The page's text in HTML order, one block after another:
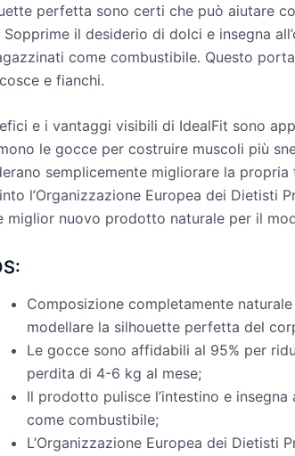
perfetta sono certi che può aiutare
Sopprime il desiderio di dolci e insegna
come combustibile. Questo
e fianchi.
e i vantaggi visibili di IdealFit sono
le gocce per costruire muscoli più
semplicemente migliorare la
l’Organizzazione Europea dei Dietisti
miglior nuovo prodotto naturale per il
Composizione completamente
modellare la silhouette perfetta del
Le gocce sono affidabili al 95% per
perdita di 4-6 kg al mese;
Il prodotto pulisce l’intestino e
come combustibile;
L’Organizzazione Europea dei